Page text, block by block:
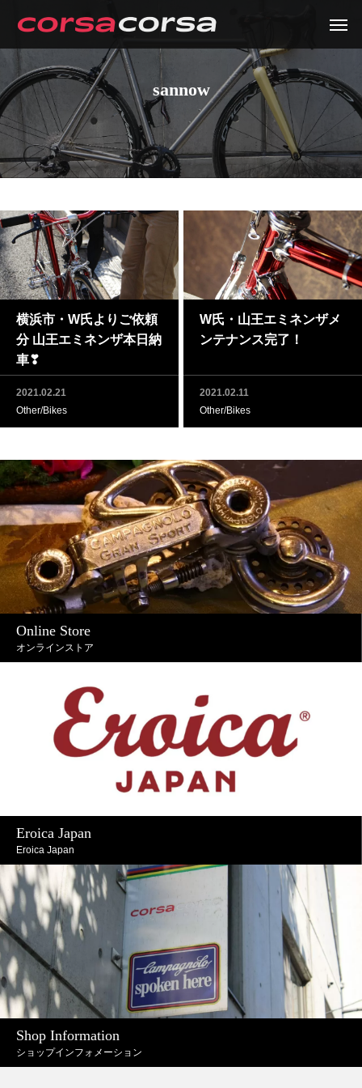
sannow
横浜市・W氏よりご依頼
分 山王エミネンザ本日納
車❣
2021.02.21
Other/Bikes
W氏・山王エミネンザメ
ンテナンス完了！
2021.02.11
Other/Bikes
Online Store
オンラインストア
Eroica Japan
Eroica Japan
Shop Information
ショップインフォメーション